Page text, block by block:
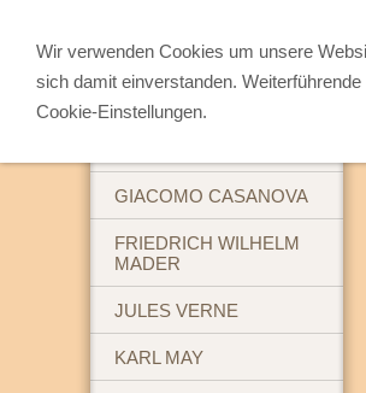
ABENTEUERBÜCHER
GIACOMO CASANOVA
FRIEDRICH WILHELM
MADER
JULES VERNE
KARL MAY
Wir verwenden Cookies um unsere
sich damit einverstanden.
Cookie-Einstellungen.